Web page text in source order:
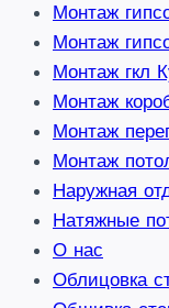
Монтаж
Монтаж
Монтаж гкл
Монтаж
Монтаж
Монтаж
Наружная
Натяжные
О нас
Облицовка